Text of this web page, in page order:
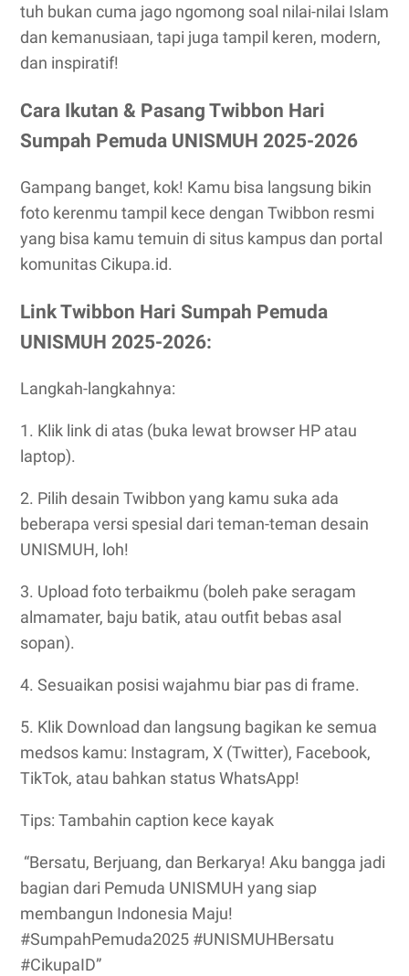
tuh bukan cuma jago ngomong soal nilai-nilai Islam
dan kemanusiaan, tapi juga tampil keren, modern,
dan inspiratif!
Cara Ikutan & Pasang Twibbon Hari
Sumpah Pemuda UNISMUH 2025-2026
Gampang banget, kok! Kamu bisa langsung bikin
foto kerenmu tampil kece dengan Twibbon resmi
yang bisa kamu temuin di situs kampus dan portal
komunitas Cikupa.id.
Link Twibbon Hari Sumpah Pemuda
UNISMUH 2025-2026:
Langkah-langkahnya:
1. Klik link di atas (buka lewat browser HP atau
laptop).
2. Pilih desain Twibbon yang kamu suka ada
beberapa versi spesial dari teman-teman desain
UNISMUH, loh!
3. Upload foto terbaikmu (boleh pake seragam
almamater, baju batik, atau outfit bebas asal
sopan).
4. Sesuaikan posisi wajahmu biar pas di frame.
5. Klik Download dan langsung bagikan ke semua
medsos kamu: Instagram, X (Twitter), Facebook,
TikTok, atau bahkan status WhatsApp!
Tips: Tambahin caption kece kayak
“Bersatu, Berjuang, dan Berkarya! Aku bangga jadi
bagian dari Pemuda UNISMUH yang siap
membangun Indonesia Maju!
#SumpahPemuda2025 #UNISMUHBersatu
#CikupaID”